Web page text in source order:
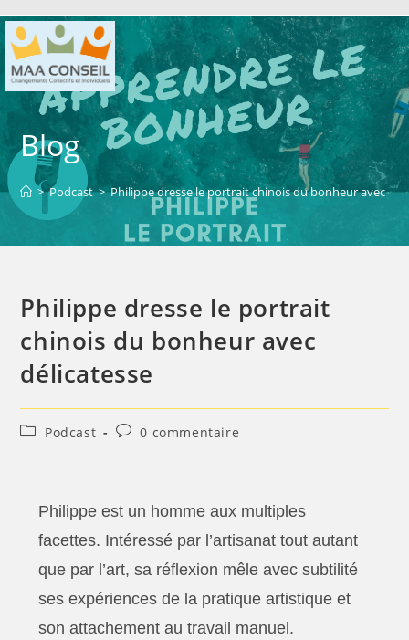
Blog
> Podcast > Philippe dresse le portrait chinois du bonheur avec
Philippe dresse le portrait
chinois du bonheur avec
délicatesse
Podcast 0 commentaire
Philippe est un homme aux multiples
facettes. Intéressé par l’artisanat tout autant
que par l’art, sa réflexion mêle avec subtilité
ses expériences de la pratique artistique et
son attachement au travail manuel.